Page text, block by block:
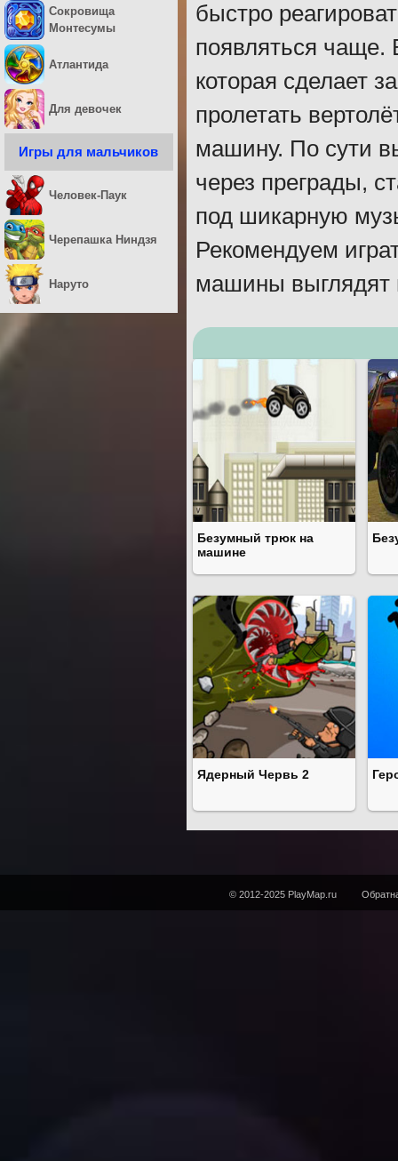
быстро
появляться чаще.
которая сделает
пролетать
машину. По сути
через преграды,
под шикарную
Рекомендуем
машины выглядят
Безумный трюк на
машине
Ядерный Червь 2
Сокровища
Монтесумы
Атлантида
Для девочек
Игры для мальчиков
Человек-Паук
Черепашка Ниндзя
Наруто
© 2012-2025 PlayMap.ru